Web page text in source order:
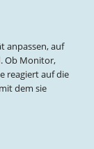
anpassen, auf
Ob Monitor,
reagiert auf die
dem sie